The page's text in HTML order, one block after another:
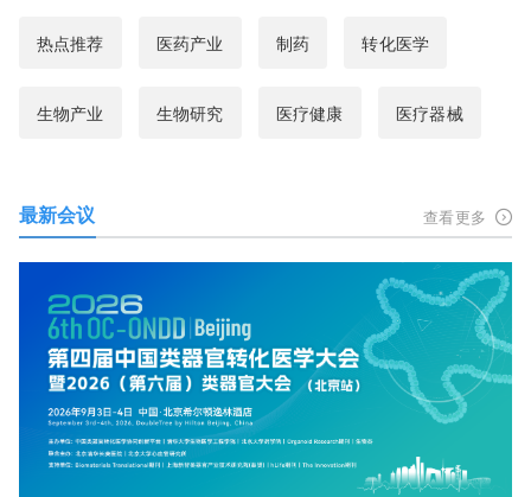
热点推荐 医药产业 制药 转化医学
生物产业 生物研究 医疗健康 医疗器械
最新会议 查看更多